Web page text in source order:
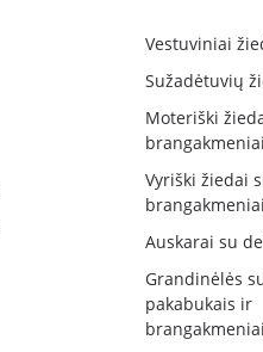
Vestuviniai
Sužadėtuvių
Moteriški
Vyriški žiedai
Auskarai su
Grandinėlės
pakabukais ir